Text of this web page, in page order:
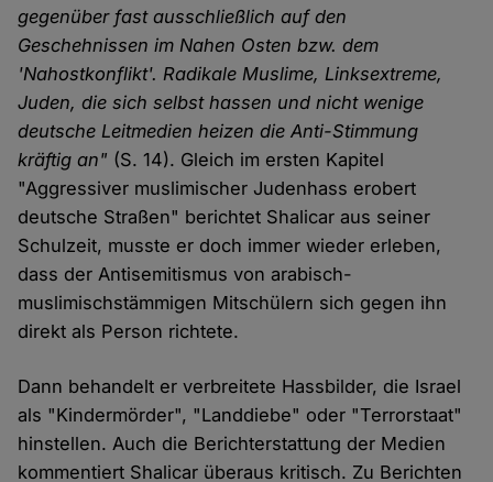
gegenüber fast ausschließlich auf den
Geschehnissen im Nahen Osten bzw. dem
'Nahostkonflikt'. Radikale Muslime, Linksextreme,
Juden, die sich selbst hassen und nicht wenige
deutsche Leitmedien heizen die Anti-Stimmung
kräftig an" (S. 14). Gleich im ersten Kapitel
"Aggressiver muslimischer Judenhass erobert
deutsche Straßen" berichtet Shalicar aus seiner
Schulzeit, musste er doch immer wieder erleben,
dass der Antisemitismus von arabisch-
muslimischstämmigen Mitschülern sich gegen ihn
direkt als Person richtete.
Dann behandelt er verbreitete Hassbilder, die Israel
als "Kindermörder", "Landdiebe" oder "Terrorstaat"
hinstellen. Auch die Berichterstattung der Medien
kommentiert Shalicar überaus kritisch. Zu Berichten